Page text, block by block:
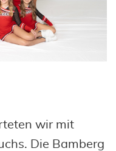
wir mit
Die Bamberg